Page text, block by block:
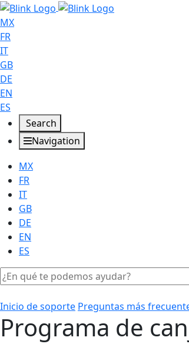
MX
FR
IT
GB
DE
EN
ES
Search
Navigation
MX
FR
IT
GB
DE
EN
ES
Inicio de soporte Preguntas más
Programa de